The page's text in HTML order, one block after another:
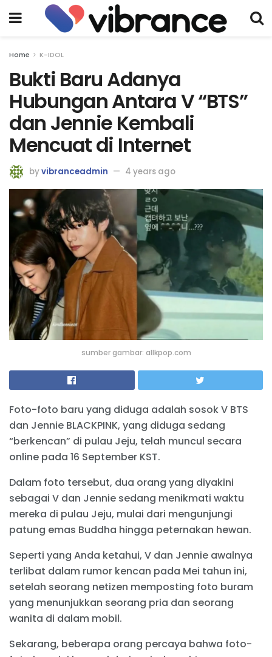
Home K-IDOL
Bukti Baru Adanya
Hubungan Antara V “BTS”
dan Jennie Kembali
Mencuat di Internet
byvibranceadmin 4 years ago
sumber gambar: allkpop.com
Foto-foto baru yang diduga adalah sosok V BTS
dan Jennie BLACKPINK, yang diduga sedang
“berkencan” di pulau Jeju, telah muncul secara
online pada 16 September KST.
Dalam foto tersebut, dua orang yang diyakini
sebagai V dan Jennie sedang menikmati waktu
mereka di pulau Jeju, mulai dari mengunjungi
patung emas Buddha hingga peternakan hewan.
Seperti yang Anda ketahui, V dan Jennie awalnya
terlibat dalam rumor kencan pada Mei tahun ini,
setelah seorang netizen memposting foto buram
yang menunjukkan seorang pria dan seorang
wanita di dalam mobil.
Sekarang, beberapa orang percaya bahwa foto-